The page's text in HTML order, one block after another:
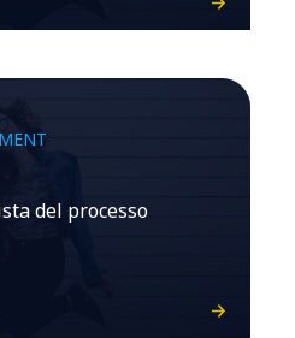
del processo